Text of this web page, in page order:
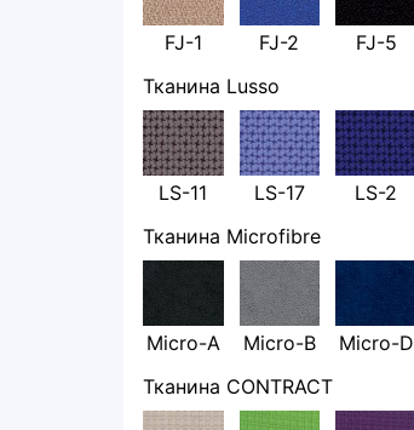
FJ-1 FJ-2 FJ-5
Тканина Lusso
LS-11 LS-17 LS-2
Тканина Microfibre
Micro-A Micro-B Micro-D
Тканина CONTRACT